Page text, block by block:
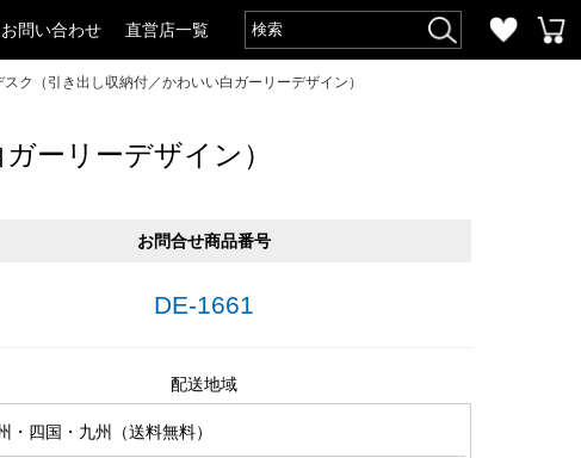
お問い合わせ 直営店一覧
ク（引き出し収納付／かわいい白ガーリーデザイン）
ーリーデザイン）
お問合せ商品番号
DE-1661
配送地域
・四国・九州（送料無料）